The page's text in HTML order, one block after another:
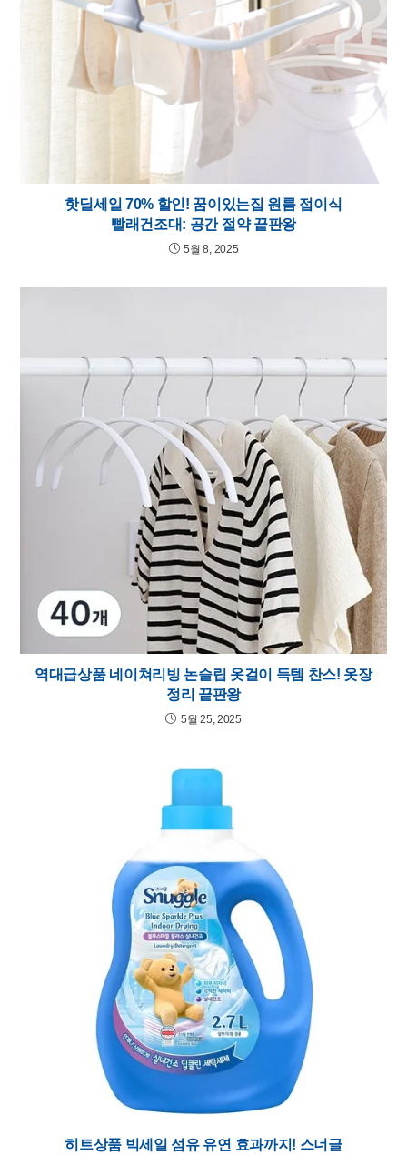
핫딜세일 70% 할인! 꿈이있는집 원룸 접이식
빨래건조대: 공간 절약 끝판왕
5월 8, 2025
역대급상품 네이쳐리빙 논슬립 옷걸이 득템 찬스! 옷장
정리 끝판왕
5월 25, 2025
히트상품 빅세일 섬유 유연 효과까지! 스너글